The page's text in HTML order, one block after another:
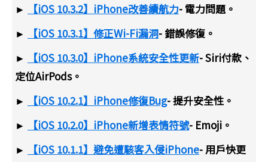
►
【iOS 10.3.2】iPhone改善續航力- 電力問題。
►
【iOS 10.3.1】修正Wi-Fi漏洞- 錯誤修復。
►
【iOS 10.3.0】iPhone系統安全性更新- Siri付款、
定位AirPods。
►
【iOS 10.2.1】iPhone修復Bug- 提升安全性。
►
【iOS 10.2.0】iPhone新增表情符號- Emoji。
►
【iOS 10.1.1】避免遭駭客入侵iPhone- 用戶快更